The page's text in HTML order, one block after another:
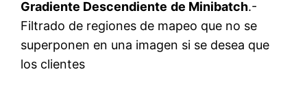
Gradiente Descendiente de Minibatch.-
Filtrado de regiones de mapeo que no se
superponen en una imagen si se desea que
los clientes